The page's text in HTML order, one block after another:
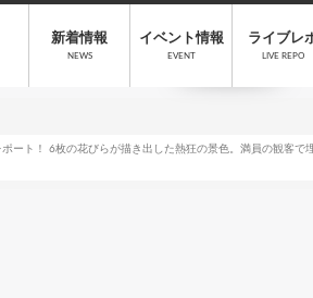
新着情報
NEWS
イベント情報
EVENT
ライブレ
LIVE REPO
ート！ 6枚の花びらが描き出した熱狂の景色。満員の観客